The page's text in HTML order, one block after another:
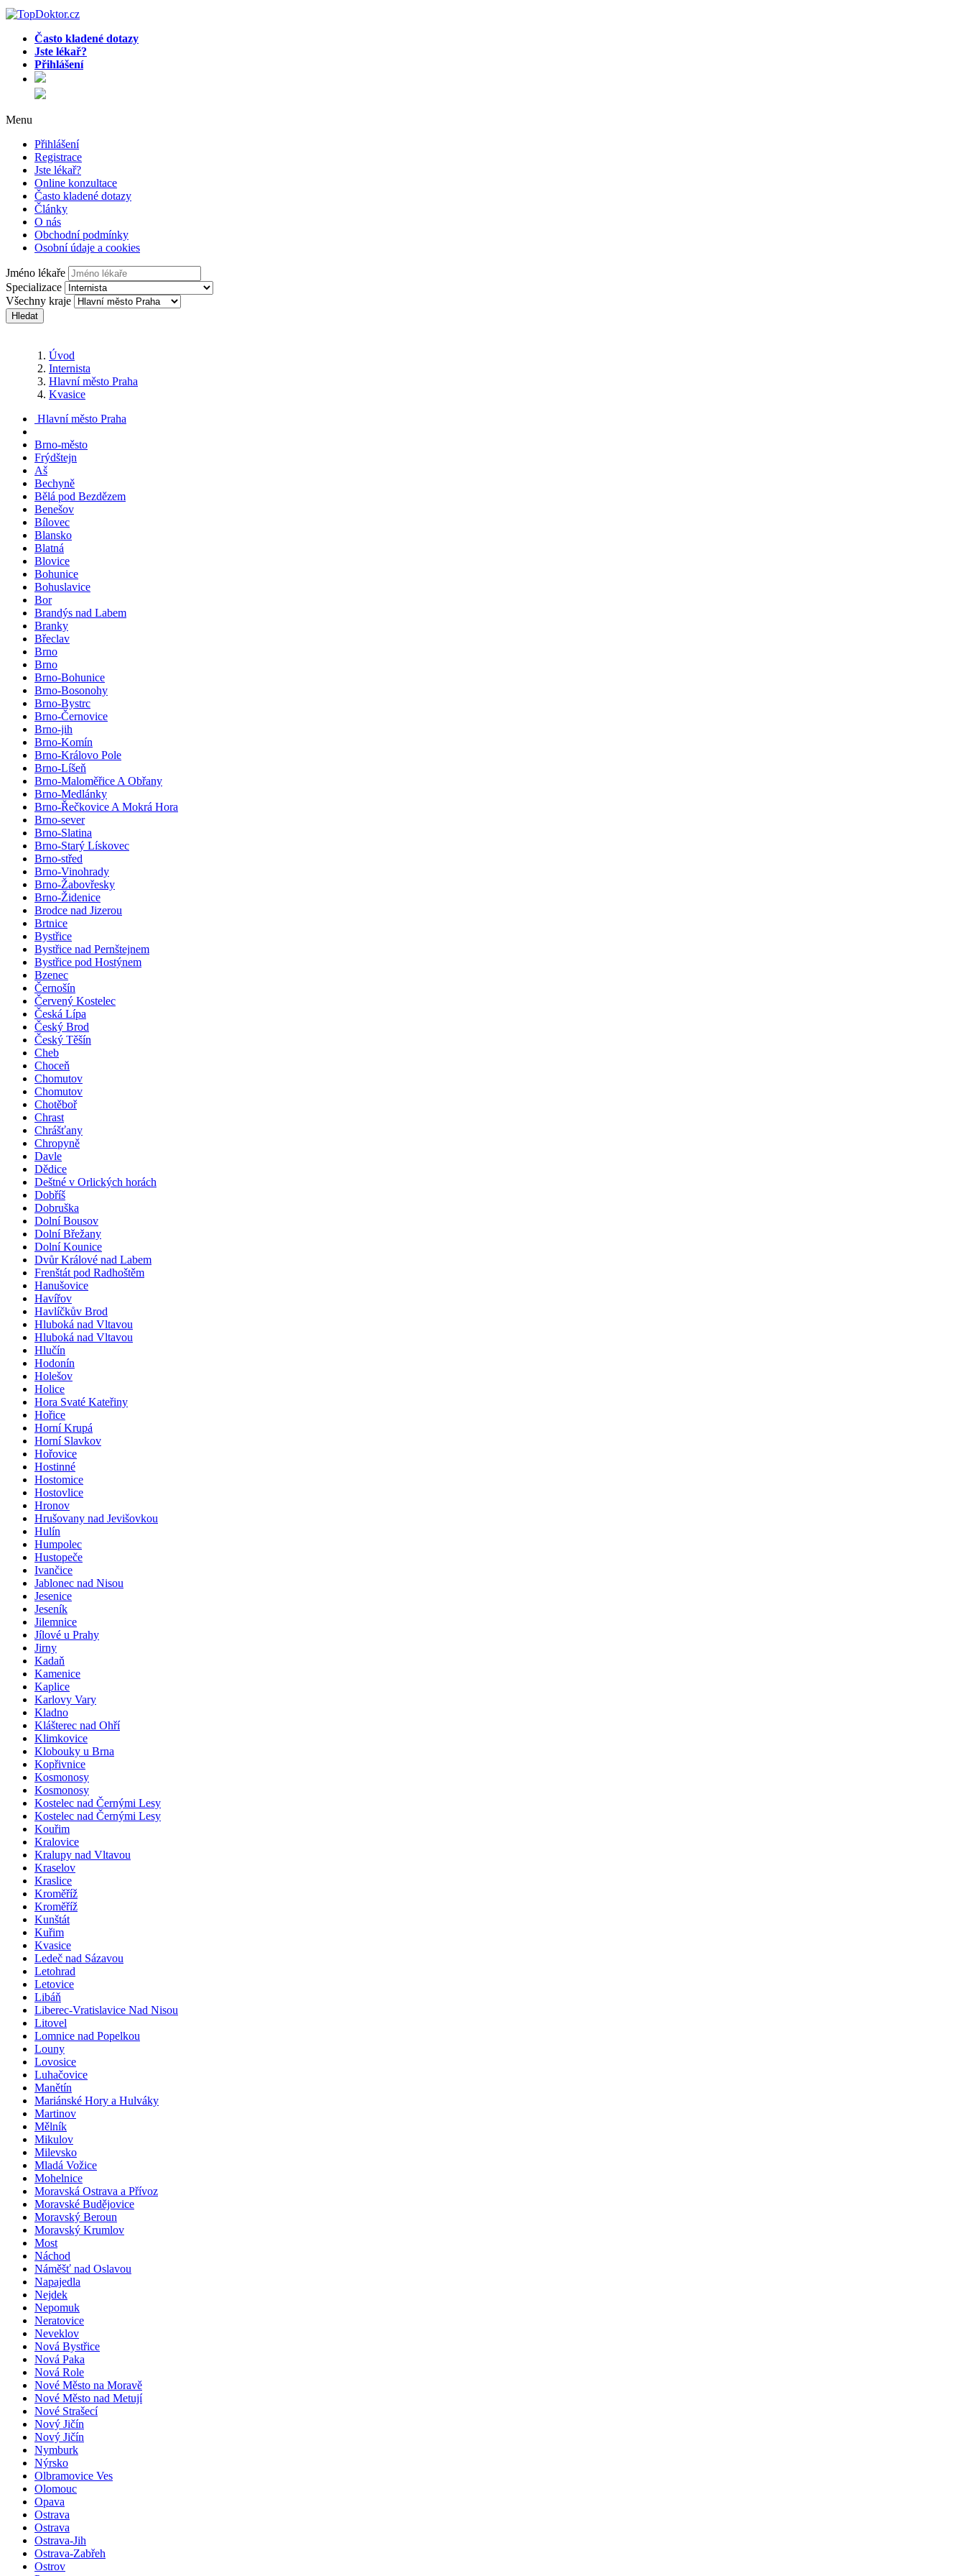
Často kladené dotazy
Jste lékař?
Přihlášení
Menu
Přihlášení
Registrace
Jste lékař?
Online konzultace
Často kladené dotazy
Články
O nás
Obchodní podmínky
Osobní údaje a cookies
Jméno lékaře
Specializace
Všechny kraje
Hledat
Úvod
Internista
Hlavní město Praha
Kvasice
Hlavní město Praha
Brno-město
Frýdštejn
Aš
Bechyně
Bělá pod Bezdězem
Benešov
Bílovec
Blansko
Blatná
Blovice
Bohunice
Bohuslavice
Bor
Brandýs nad Labem
Branky
Břeclav
Brno
Brno
Brno-Bohunice
Brno-Bosonohy
Brno-Bystrc
Brno-Černovice
Brno-jih
Brno-Komín
Brno-Královo Pole
Brno-Líšeň
Brno-Maloměřice A Obřany
Brno-Medlánky
Brno-Řečkovice A Mokrá Hora
Brno-sever
Brno-Slatina
Brno-Starý Lískovec
Brno-střed
Brno-Vinohrady
Brno-Žabovřesky
Brno-Židenice
Brodce nad Jizerou
Brtnice
Bystřice
Bystřice nad Pernštejnem
Bystřice pod Hostýnem
Bzenec
Černošín
Červený Kostelec
Česká Lípa
Český Brod
Český Těšín
Cheb
Choceň
Chomutov
Chomutov
Chotěboř
Chrast
Chrášťany
Chropyně
Davle
Dědice
Deštné v Orlických horách
Dobříš
Dobruška
Dolní Bousov
Dolní Břežany
Dolní Kounice
Dvůr Králové nad Labem
Frenštát pod Radhoštěm
Hanušovice
Havířov
Havlíčkův Brod
Hluboká nad Vltavou
Hluboká nad Vltavou
Hlučín
Hodonín
Holešov
Holice
Hora Svaté Kateřiny
Hořice
Horní Krupá
Horní Slavkov
Hořovice
Hostinné
Hostomice
Hostovlice
Hronov
Hrušovany nad Jevišovkou
Hulín
Humpolec
Hustopeče
Ivančice
Jablonec nad Nisou
Jesenice
Jeseník
Jilemnice
Jílové u Prahy
Jirny
Kadaň
Kamenice
Kaplice
Karlovy Vary
Kladno
Klášterec nad Ohří
Klimkovice
Klobouky u Brna
Kopřivnice
Kosmonosy
Kosmonosy
Kostelec nad Černými Lesy
Kostelec nad Černými Lesy
Kouřim
Kralovice
Kralupy nad Vltavou
Kraselov
Kraslice
Kroměříž
Kroměříž
Kunštát
Kuřim
Kvasice
Ledeč nad Sázavou
Letohrad
Letovice
Libáň
Liberec-Vratislavice Nad Nisou
Litovel
Lomnice nad Popelkou
Louny
Lovosice
Luhačovice
Manětín
Mariánské Hory a Hulváky
Martinov
Mělník
Mikulov
Milevsko
Mladá Vožice
Mohelnice
Moravská Ostrava a Přívoz
Moravské Budějovice
Moravský Beroun
Moravský Krumlov
Most
Náchod
Náměšť nad Oslavou
Napajedla
Nejdek
Nepomuk
Neratovice
Neveklov
Nová Bystřice
Nová Paka
Nová Role
Nové Město na Moravě
Nové Město nad Metují
Nové Strašecí
Nový Jičín
Nový Jičín
Nymburk
Nýrsko
Olbramovice Ves
Olomouc
Opava
Ostrava
Ostrava
Ostrava-Jih
Ostrava-Zabřeh
Ostrov